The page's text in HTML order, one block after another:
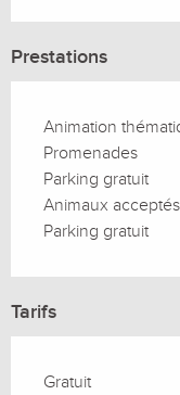
Prestations
Animation
Promenades
Parking gratuit
Animaux acceptés
Parking gratuit
Tarifs
Gratuit